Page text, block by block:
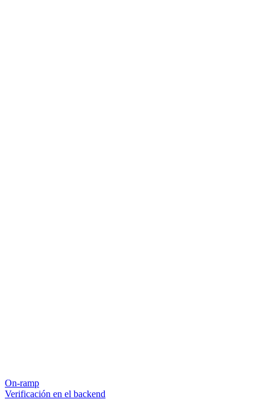
On-ramp
Verificación en el backend